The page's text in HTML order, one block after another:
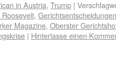
in Austria, Trump |
Roosevelt, Gerichtsentscheidungen
Magazine, Oberster
| Hinterlasse einen